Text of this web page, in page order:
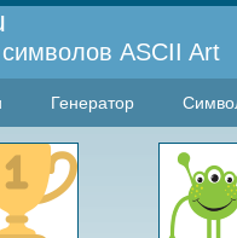
ASCII Art
Генератор